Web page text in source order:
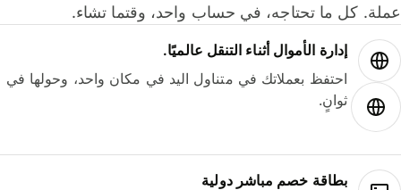
كل ما تحتاجه، في حساب واحد، وقتما تشاء.
إدارة الأموال أثناء التنقل عالميًا.
احتفظ بعملاتك في متناول اليد في مكان واحد، وحولها في
ثوانٍ.
بطاقة خصم مباشر دولية